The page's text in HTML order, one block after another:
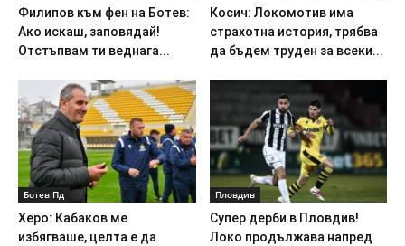
Филипов към фен на Ботев:
Ако искаш, заповядай!
Отстъпвам ти веднага...
Косич: Локомотив има
страхотна история, трябва
да бъдем труден за всеки...
Ботев Пд
Херо: Кабаков ме
избягваше, целта е да
Пловдив
Супер дерби в Пловдив!
Локо продължава напред